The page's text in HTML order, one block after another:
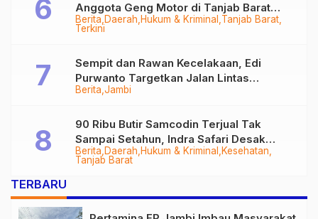
Berita Daerah Hukum & Kriminal Tanjab Barat
Terkini
Anggota Geng Motor di Tanjab Barat
Diringkus
Berita Jambi
Sempit dan Rawan Kecelakaan, Edi
Purwanto Targetkan Jalan Lintas
Tungkal-Jambi Mulus di 2028
Berita Daerah Hukum & Kriminal
Kesehatan
Tanjab Barat
90 Ribu Butir Samcodin Terjual Tak
Sampai Setahun, Indra Safari Desak
Audit Menyeluruh
TERBARU